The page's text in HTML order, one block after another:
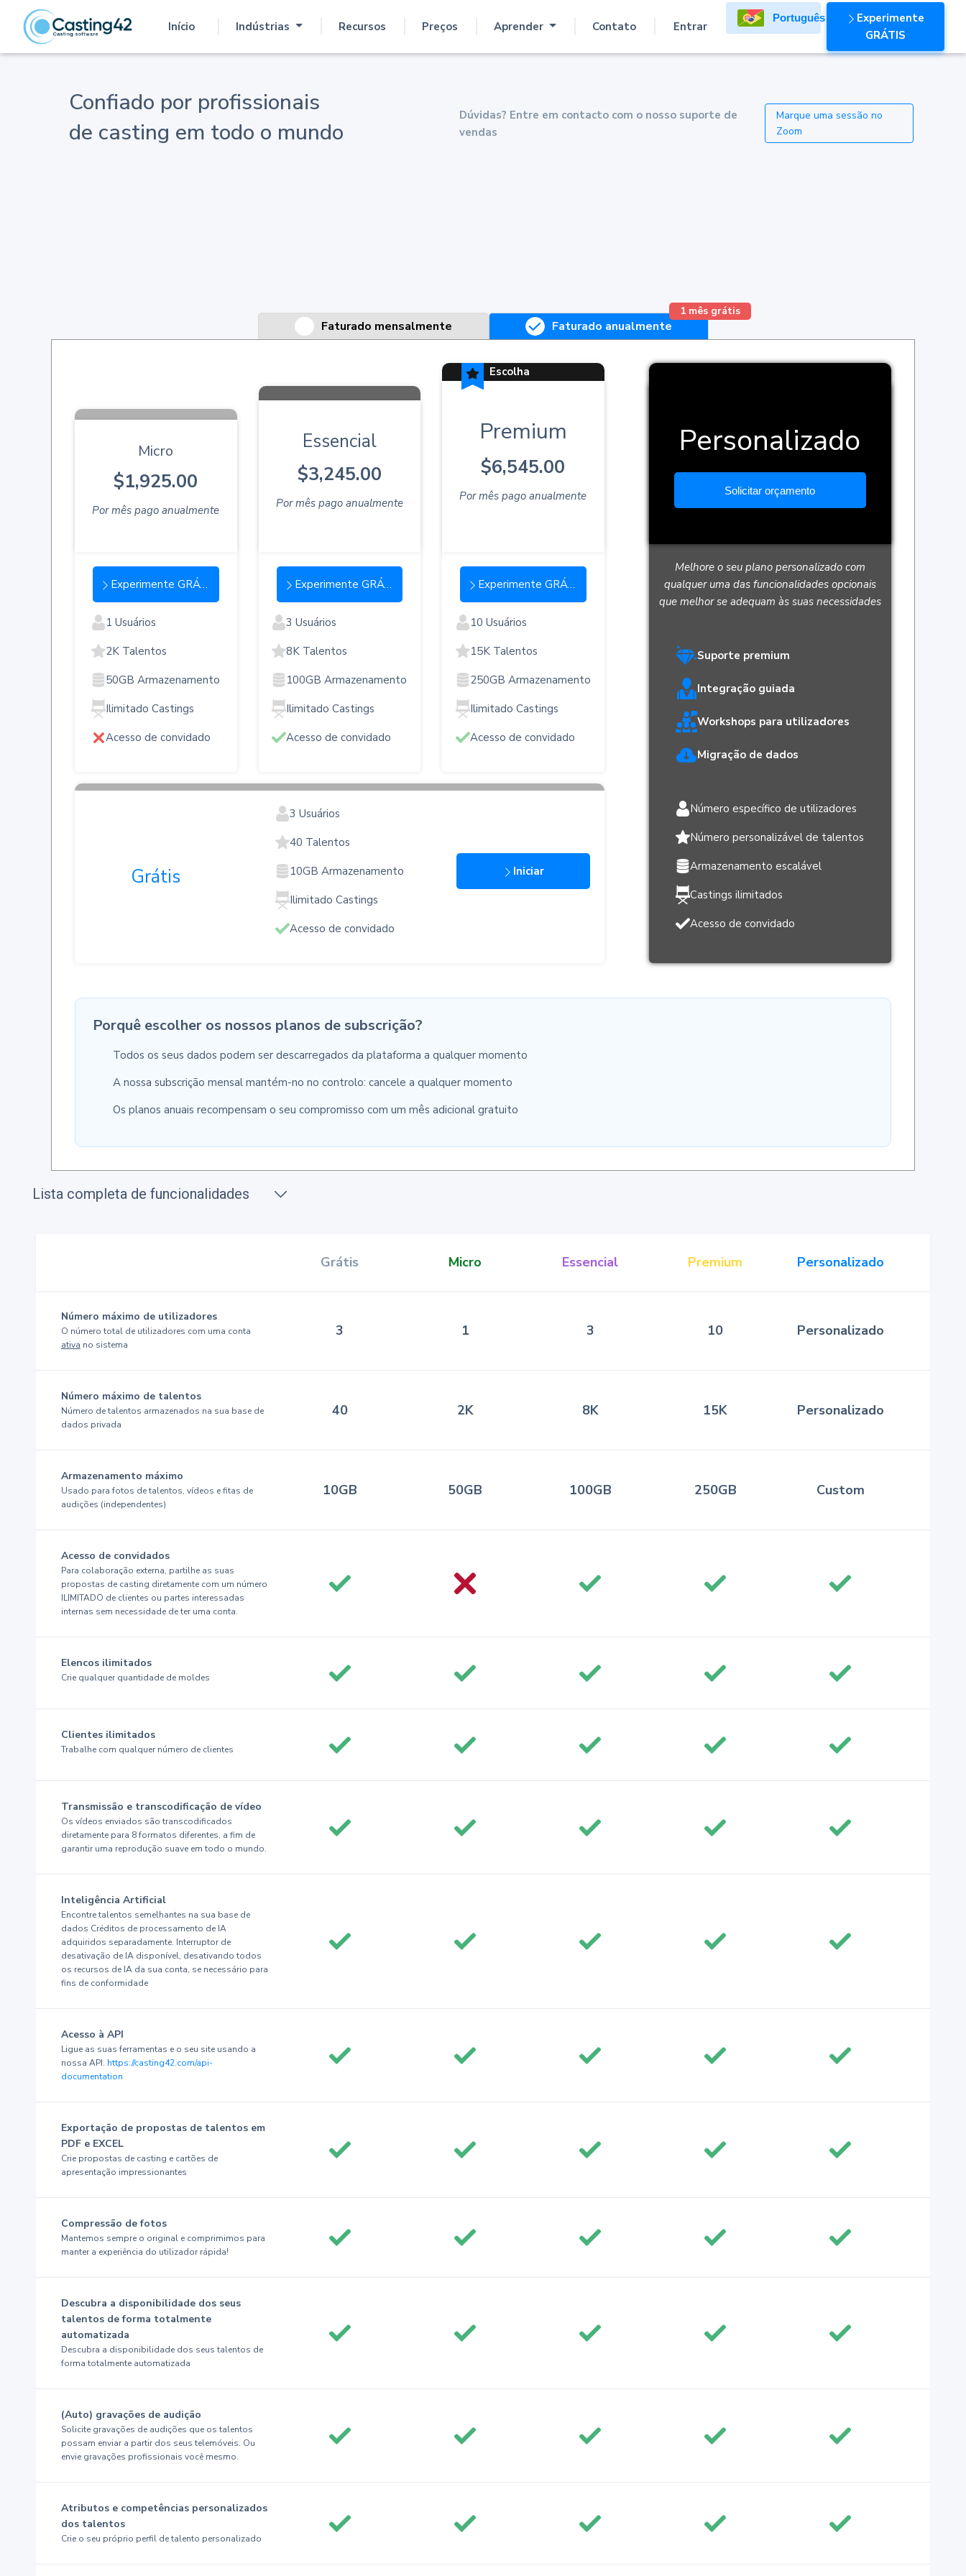
Início
(atual)
Indústrias Recursos Preços Aprender Contato Entrar
Português
Experimente
GRÁTIS
Confiado por profissionais
de casting em todo o mundo
Dúvidas? Entre em contacto com o nosso suporte de
vendas
Marque uma sessão no
Zoom
Faturado mensalmente Faturado anualmente
1 mês grátis
Micro
$1,925.00
Por mês pago anualmente
Experimente GRÁTIS
1 Usuários
2K Talentos
50GB Armazenamento
Ilimitado Castings
Acesso de convidado
Essencial
$3,245.00
Por mês pago anualmente
Experimente GRÁTIS
3 Usuários
8K Talentos
100GB Armazenamento
Ilimitado Castings
Acesso de convidado
Escolha
Premium
$6,545.00
Por mês pago anualmente
Experimente GRÁTIS
10 Usuários
15K Talentos
250GB Armazenamento
Ilimitado Castings
Acesso de convidado
Grátis
3 Usuários
40 Talentos
10GB Armazenamento
Ilimitado Castings
Acesso de convidado
Iniciar
Personalizado
Solicitar orçamento
Melhore o seu plano personalizado com
qualquer uma das funcionalidades opcionais
que melhor se adequam às suas necessidades
Suporte premium
Integração guiada
Workshops para utilizadores
Migração de dados
Número específico de utilizadores
Número personalizável de talentos
Armazenamento escalável
Castings ilimitados
Acesso de convidado
Porquê escolher os nossos planos de subscrição?
Todos os seus dados podem ser descarregados da plataforma a qualquer momento
A nossa subscrição mensal mantém-no no controlo: cancele a qualquer momento
Os planos anuais recompensam o seu compromisso com um mês adicional gratuito
Lista completa de funcionalidades
Grátis Micro Essencial Premium Personalizado
Número máximo de utilizadores
O número total de utilizadores com uma conta
ativa no sistema
3 1 3 10 Personalizado
Número máximo de talentos
Número de talentos armazenados na sua base de
dados privada
40 2K 8K 15K Personalizado
Armazenamento máximo
Usado para fotos de talentos, vídeos e fitas de
audições (independentes)
10GB 50GB 100GB 250GB Custom
Acesso de convidados
Para colaboração externa, partilhe as suas
propostas de casting diretamente com um número
ILIMITADO de clientes ou partes interessadas
internas sem necessidade de ter uma conta.
Elencos ilimitados
Crie qualquer quantidade de moldes
Clientes ilimitados
Trabalhe com qualquer número de clientes
Transmissão e transcodificação de vídeo
Os vídeos enviados são transcodificados
diretamente para 8 formatos diferentes, a fim de
garantir uma reprodução suave em todo o mundo.
Inteligência Artificial
Encontre talentos semelhantes na sua base de
dados Créditos de processamento de IA
adquiridos separadamente. Interruptor de
desativação de IA disponível, desativando todos
os recursos de IA da sua conta, se necessário para
fins de conformidade
Acesso à API
Ligue as suas ferramentas e o seu site usando a
nossa API. https://casting42.com/api-
documentation
Exportação de propostas de talentos em
PDF e EXCEL
Crie propostas de casting e cartões de
apresentação impressionantes
Compressão de fotos
Mantemos sempre o original e comprimimos para
manter a experiência do utilizador rápida!
Descubra a disponibilidade dos seus
talentos de forma totalmente
automatizada
Descubra a disponibilidade dos seus talentos de
forma totalmente automatizada
(Auto) gravações de audição
Solicite gravações de audições que os talentos
possam enviar a partir dos seus telemóveis. Ou
envie gravações profissionais você mesmo.
Atributos e competências personalizados
dos talentos
Crie o seu próprio perfil de talento personalizado